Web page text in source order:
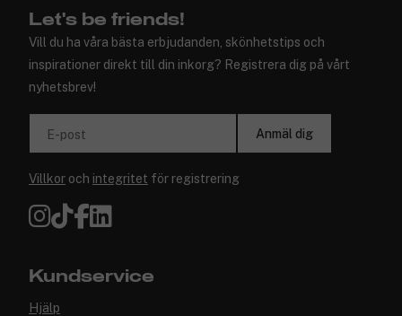
Let's be friends!
Vill du ha våra bästa erbjudanden, skönhetstips och
inspirationer direkt till din inkorg? Registrera dig på vårt
nyhetsbrev!
E-post Anmäl dig
Villkor och integritet för registrering
Kundservice
Hjälp